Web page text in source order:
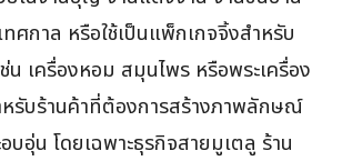
ศกาล หรือใช้เป็นแพ็กเกจจิ้งสำหรับ
น เครื่องหอม สมุนไพร หรือพระเครื่อง
หรับร้านค้าที่ต้องการสร้างภาพลักษณ์
บอุ่น โดยเฉพาะธุรกิจสายมูเตลู ร้าน